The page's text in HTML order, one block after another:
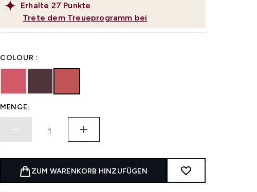
Erhalte 27 Punkte
Trete dem Treueprogramm bei
COLOUR :
MENGE:
ZUM WARENKORB HINZUFÜGEN